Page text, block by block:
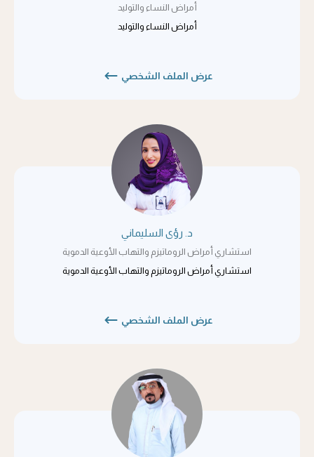
أمراض النساء والتوليد
أمراض النساء والتوليد
عرض الملف الشخصي
د. رؤى السليماني
استشاري أمراض الروماتيزم والتهاب الأوعية الدموية
استشاري أمراض الروماتيزم والتهاب الأوعية الدموية
عرض الملف الشخصي